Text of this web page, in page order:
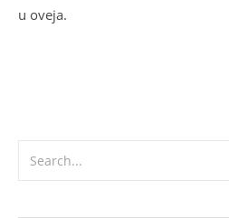
u oveja.